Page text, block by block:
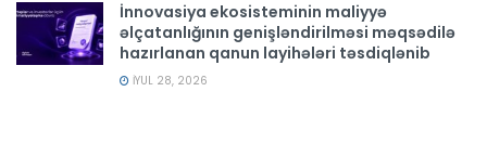
İnnovasiya ekosisteminin maliyyə
əlçatanlığının genişləndirilməsi məqsədilə
hazırlanan qanun layihələri təsdiqlənib
İYUL 28, 2026